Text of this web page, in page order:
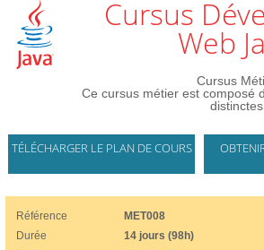
Cursus Développeur
Web
Cursus
Ce cursus métier est composé
distinctes
TÉLÉCHARGER LE PLAN DE COURS
Référence
MET008
Durée
14 jours (98h)